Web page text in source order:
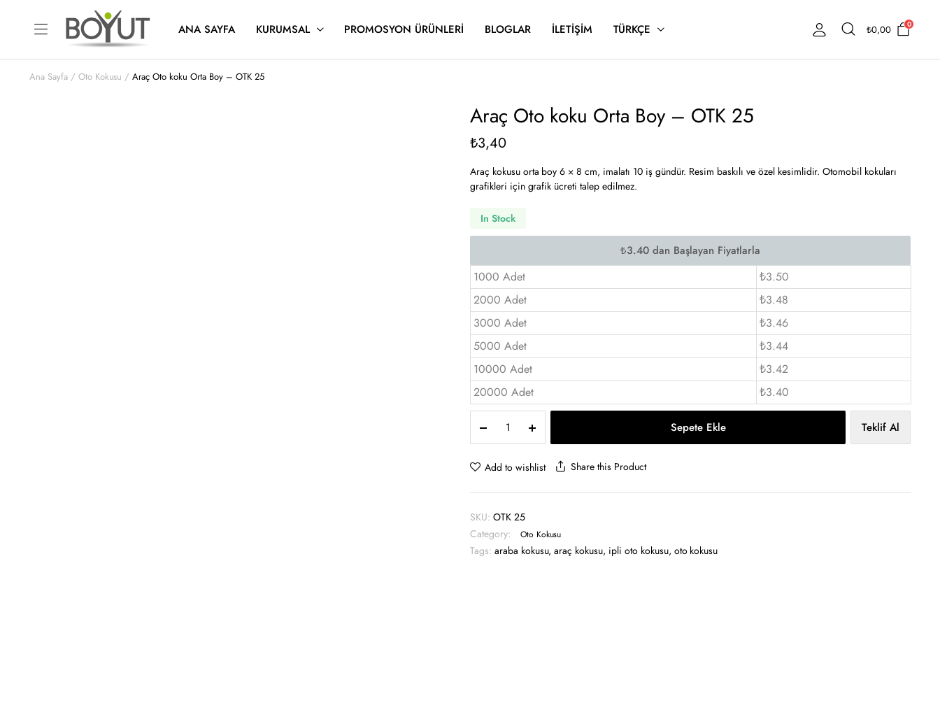
ANA SAYFA KURUMSAL PROMOSYON ÜRÜNLERI BLOGLAR İLETIŞIM TÜRKÇE ₺0,00 0
Ana Sayfa Oto Kokusu Araç Oto koku Orta Boy – OTK 25
Araç Oto koku Orta Boy – OTK 25
₺3,40
Araç kokusu orta boy 6 × 8 cm, imalatı 10 iş gündür. Resim baskılı ve özel kesimlidir. Otomobil kokuları
grafikleri için grafik ücreti talep edilmez.
In Stock
1000 Adet
₺3.50
2000 Adet
₺3.48
3000 Adet
₺3.46
5000 Adet
₺3.44
10000 Adet
₺3.42
20000 Adet
₺3.40
koku
Orta
-
25
quantity
Sepete Ekle Teklif Al
Add to wishlist Share this Product
SKU: OTK 25
Category:
Oto Kokusu
Tags: araba kokusu,araç kokusu, ipli oto kokusu, oto kokusu